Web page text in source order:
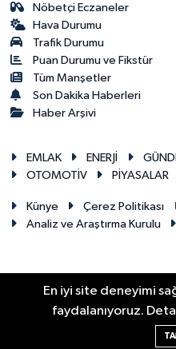
Nöbetçi Eczaneler
Hava Durumu
Trafik Durumu
Puan Durumu ve Fikstür
Tüm Manşetler
Son Dakika Haberleri
Haber Arşivi
EMLAK ENERJİ
OTOMOTİV
PİYASALAR
Künye Çerez Politikası
Analiz ve Araştırma Kurulu
RSS
En iyi site deneyimi
faydalanıyoruz.